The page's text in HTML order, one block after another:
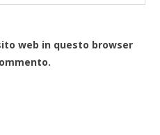
web in questo browser